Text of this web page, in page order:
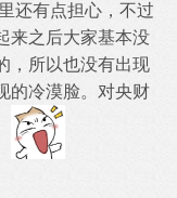
还有点担心，不过
来之后大家基本没
，所以也没有出现
的冷漠脸。对央财